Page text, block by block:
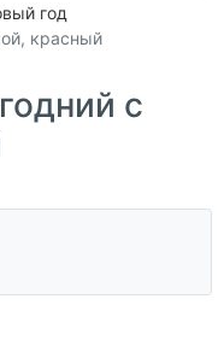
год
красный
с